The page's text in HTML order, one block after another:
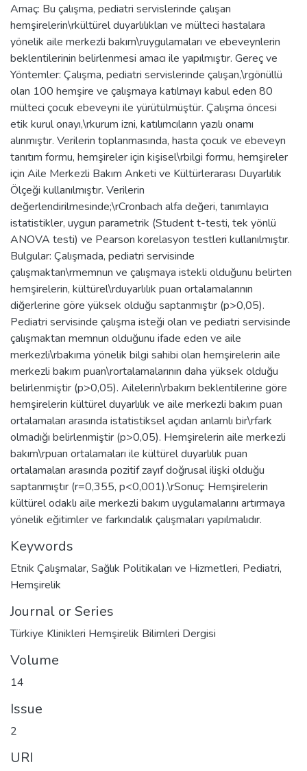
Amaç: Bu çalışma, pediatri servislerinde çalışan
hemşirelerin\rkültürel duyarlılıkları ve mülteci hastalara
yönelik aile merkezli bakım\ruygulamaları ve ebeveynlerin
beklentilerinin belirlenmesi amacı ile yapılmıştır. Gereç ve
Yöntemler: Çalışma, pediatri servislerinde çalışan,\rgönüllü
olan 100 hemşire ve çalışmaya katılmayı kabul eden 80
mülteci çocuk ebeveyni ile yürütülmüştür. Çalışma öncesi
etik kurul onayı,\rkurum izni, katılımcıların yazılı onamı
alınmıştır. Verilerin toplanmasında, hasta çocuk ve ebeveyn
tanıtım formu, hemşireler için kişisel\rbilgi formu, hemşireler
için Aile Merkezli Bakım Anketi ve Kültürlerarası Duyarlılık
Ölçeği kullanılmıştır. Verilerin
değerlendirilmesinde;\rCronbach alfa değeri, tanımlayıcı
istatistikler, uygun parametrik (Student t-testi, tek yönlü
ANOVA testi) ve Pearson korelasyon testleri kullanılmıştır.
Bulgular: Çalışmada, pediatri servisinde
çalışmaktan\rmemnun ve çalışmaya istekli olduğunu belirten
hemşirelerin, kültürel\rduyarlılık puan ortalamalarının
diğerlerine göre yüksek olduğu saptanmıştır (p>0,05).
Pediatri servisinde çalışma isteği olan ve pediatri servisinde
çalışmaktan memnun olduğunu ifade eden ve aile
merkezli\rbakıma yönelik bilgi sahibi olan hemşirelerin aile
merkezli bakım puan\rortalamalarının daha yüksek olduğu
belirlenmiştir (p>0,05). Ailelerin\rbakım beklentilerine göre
hemşirelerin kültürel duyarlılık ve aile merkezli bakım puan
ortalamaları arasında istatistiksel açıdan anlamlı bir\rfark
olmadığı belirlenmiştir (p>0,05). Hemşirelerin aile merkezli
bakım\rpuan ortalamaları ile kültürel duyarlılık puan
ortalamaları arasında pozitif zayıf doğrusal ilişki olduğu
saptanmıştır (r=0,355, p<0,001).\rSonuç: Hemşirelerin
kültürel odaklı aile merkezli bakım uygulamalarını artırmaya
yönelik eğitimler ve farkındalık çalışmaları yapılmalıdır.
Keywords
Etnik Çalışmalar, Sağlık Politikaları ve Hizmetleri, Pediatri,
Hemşirelik
Journal or Series
Türkiye Klinikleri Hemşirelik Bilimleri Dergisi
Volume
14
Issue
2
URI